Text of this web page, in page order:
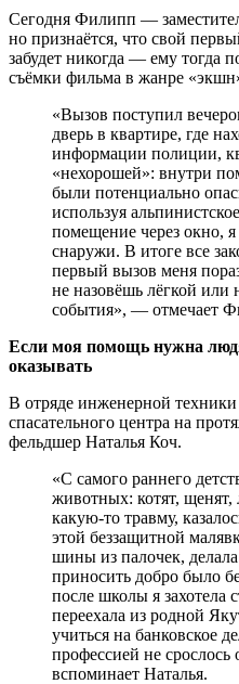
Сегодня Филипп —
но признаётся, что свой
забудет никогда — ему тогда
съёмки фильма в жанре
«Вызов поступил
дверь в квартире, где
информации полиции,
«нехорошей»: внутри
были потенциально
используя
помещение через окно, я
снаружи. В итоге все
первый вызов меня
не назовёшь лёгкой
события», — отмечает
Если моя помощь нужна
оказывать
В отряде инженерной
спасательного центра на
фельдшер Наталья Коч.
«С самого раннего
животных: котят, щенят,
какую-то травму,
этой беззащитной
шины из палочек,
приносить добро было
после школы я захотела
переехала из родной
учиться на банковское
профессией не
вспоминает Наталья.